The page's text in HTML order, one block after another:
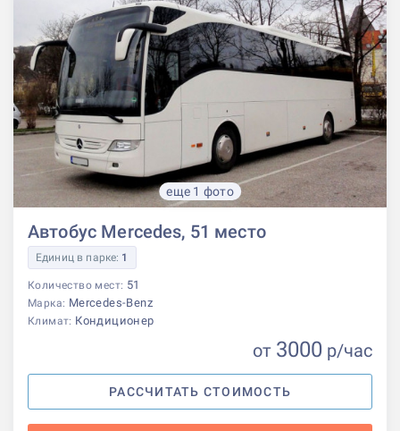
еще 1 фото
Автобус Mercedes, 51 место
Единиц в парке: 1
Количество мест: 51
Марка: Mercedes-Benz
Климат: Кондиционер
от 3000 р/час
РАССЧИТАТЬ СТОИМОСТЬ